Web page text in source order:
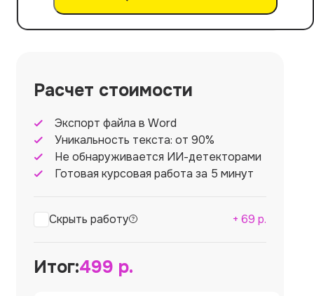
Расчет стоимости
Экспорт файла в Word
Уникальность текста: от 90%
Не обнаруживается ИИ-детекторами
Готовая курсовая работа за 5 минут
Скрыть работу + 69 р.
Итог:499 р.